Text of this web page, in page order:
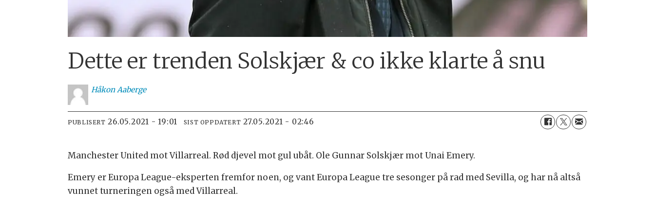
Dette er trenden Solskjær & co ikke klarte å snu
Håkon Aaberge
PUBLISERT 26.05.2021 - 19:01 SIST OPPDATERT 27.05.2021 - 02:46
Manchester United mot Villarreal. Rød djevel mot gul ubåt. Ole Gunnar Solskjær mot Unai Emery.
Emery er Europa League-eksperten fremfor noen, og vant Europa League tre sesonger på rad med Sevilla, og har nå altså
vunnet turneringen også med Villarreal.